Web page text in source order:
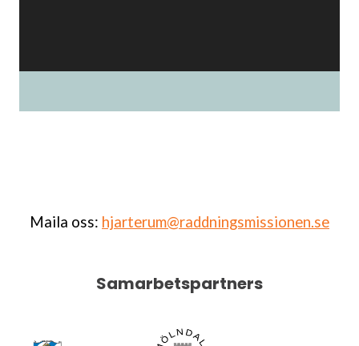
Maila oss: hjarterum@raddningsmissionen.se
Samarbetspartners